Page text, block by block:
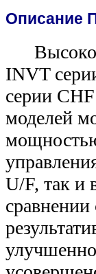
Описание
INVT
серии
моделей
U/F, так и